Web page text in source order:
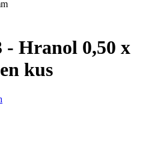
- Hranol 0,50 x
kus